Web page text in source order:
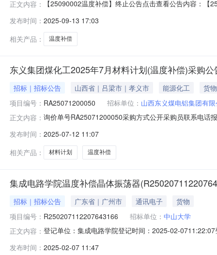
正文内容：
【25090002温度补偿】终止公告点击查看公告内容：【
发布时间： 2025-09-13 17:03
相关产品：
温度补偿
东义集团煤化工2025年7月材料计划(温度补偿)采购
招标｜招标公告 山西省｜吕梁市｜孝义市 能源化工
货物
项目编号： RA25071200050 招标单位： 山西东义煤电铝集团有
正文内容： 询价单号RA25071200050采购方式公开采购员联系电话
度：0.0元三、商务条款：货到票到一月后付款，半年期
发布时间： 2025-07-12 11:07
相关产品：
材料计划 温度补偿
集成电路学院温度补偿晶体振荡器
招标｜招标公告 广东省｜广州市 通讯电子
货物
项目编号： R250207112207643166 招标单位： 中山大学
正文内容： 登记单位：集成电路学院登记时间：2025-02-
发布时间： 2025-02-07 11:47
暂时没有搜索结果…
HOT
NEW
5折起